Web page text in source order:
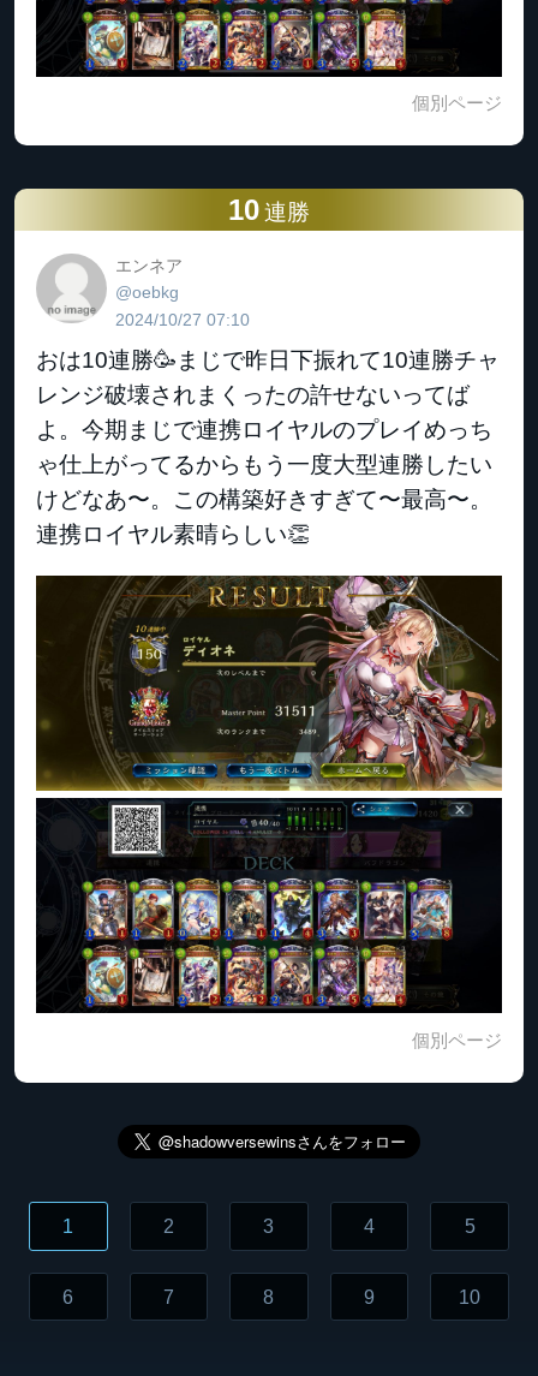
個別ページ
10 連勝
エンネア
@oebkg
2024/10/27 07:10
おは10連勝🥳まじで昨日下振れて10連勝チャ
レンジ破壊されまくったの許せないってば
よ。今期まじで連携ロイヤルのプレイめっち
ゃ仕上がってるからもう一度大型連勝したい
けどなあ〜。この構築好きすぎて〜最高〜。
連携ロイヤル素晴らしい👏
個別ページ
1 2 3 4 5
6 7 8 9 10